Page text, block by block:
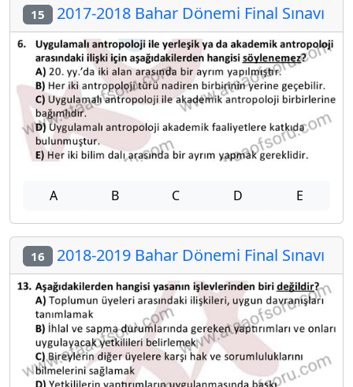
15 2017-2018 Bahar Dönemi Final Sınavı
A B C D E
16 2018-2019 Bahar Dönemi Final Sınavı